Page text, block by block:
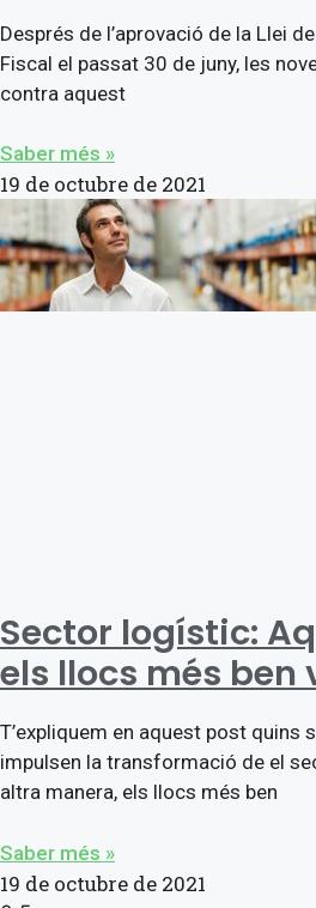
Després de l’aprovació de la Llei
Fiscal el passat 30 de juny, les
contra aquest
Saber més »
19 de octubre de 2021
Sector logístic:
els llocs més ben
T’expliquem en aquest post quins
impulsen la transformació de el
altra manera, els llocs més ben
Saber més »
19 de octubre de 2021